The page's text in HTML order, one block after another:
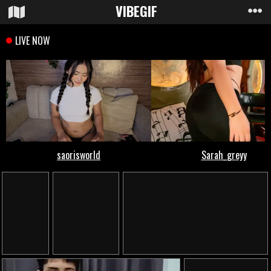
VIBEGIF